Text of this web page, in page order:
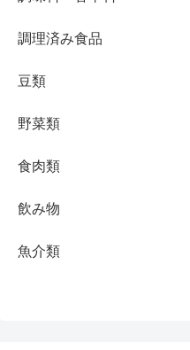
調理済み食品
豆類
野菜類
食肉類
飲み物
魚介類